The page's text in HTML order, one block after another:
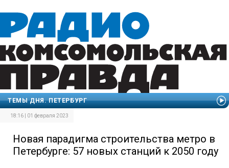
ТЕМЫ ДНЯ. ПЕТЕРБУРГ
18:16 | 01 февраля 2023
Новая парадигма строительства метро в
Петербурге: 57 новых станций к 2050 году